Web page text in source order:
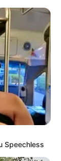
Speechless